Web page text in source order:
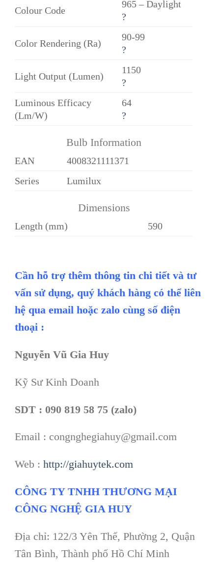
Colour Code
965 – Daylight
?
Color Rendering (Ra)
90-99
?
Light Output (Lumen)
1150
?
Luminous Efficacy
(Lm/W)
64
?
Bulb Information
EAN
4008321111371
Series
Lumilux
Dimensions
Length (mm) 590
Cần hỗ trợ thêm thông tin chi tiết và tư
vấn sử dụng, quý khách hàng có thể liên
hệ qua email hoặc zalo cùng số điện
thoại :
Nguyễn Vũ Gia Huy
Kỹ Sư Kinh Doanh
SDT : 090 819 58 75 (zalo)
Email : congnghegiahuy@gmail.com
Web : http://giahuytek.com
CÔNG TY TNHH THƯƠNG MẠI
CÔNG NGHỆ GIA HUY
Địa chỉ: 122/3 Yên Thế, Phường 2, Quận
Tân Bình, Thành phố Hồ Chí Minh